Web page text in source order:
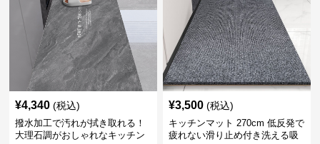
¥4,340 (税込)
撥水加工で汚れが拭き取れる！
大理石調がおしゃれなキッチン
¥3,500 (税込)
キッチンマット 270cm 低反発で
疲れない滑り止め付き洗える吸